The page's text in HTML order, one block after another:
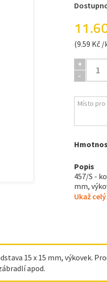
(9.59 Kč /
+
-
Popis
457/S -
mm,
Ukaž
15 x 15 mm, výkovek.
apod.